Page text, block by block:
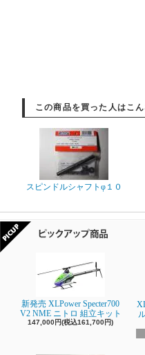
この商品を買った人はこ
スピンドルシャフトφ１０
新発売 XLPower Specter700
V2 NME ニトロ 組立キット
147,000円(税込161,700円)